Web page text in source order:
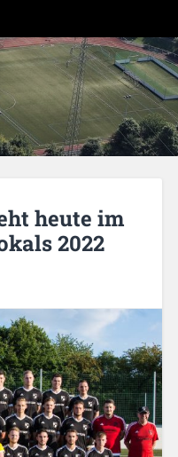
heute im
2022